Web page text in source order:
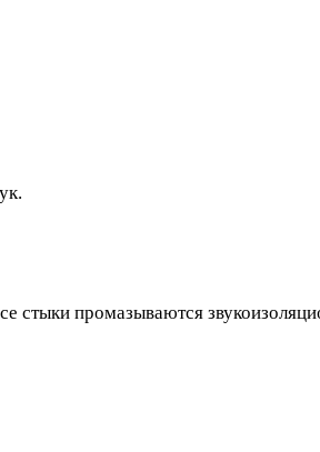
промазываются